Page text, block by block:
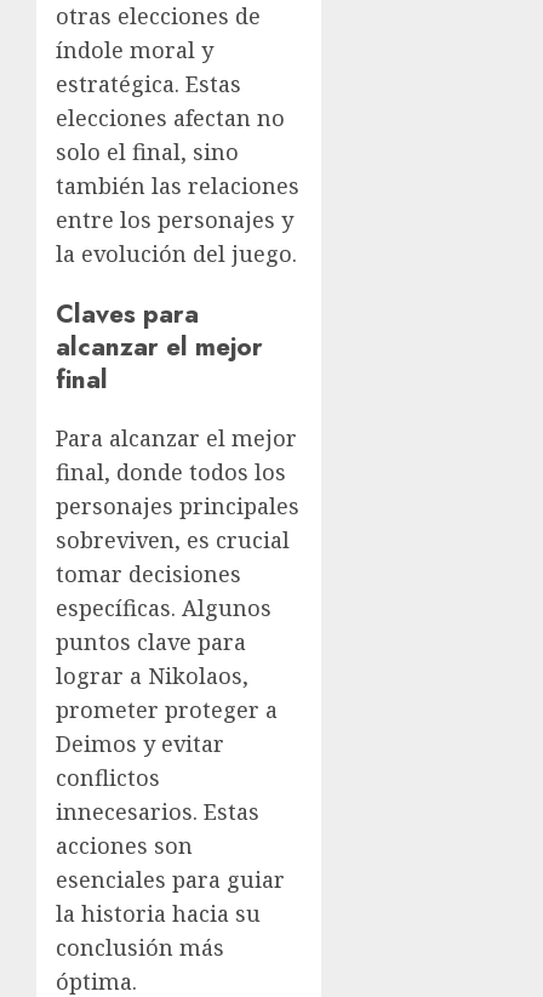
otras elecciones de
índole moral y
estratégica. Estas
elecciones afectan no
solo el final, sino
también las relaciones
entre los personajes y
la evolución del juego.
Claves para
alcanzar el mejor
final
Para alcanzar el mejor
final, donde todos los
personajes principales
sobreviven, es crucial
tomar decisiones
específicas. Algunos
puntos clave para
lograr a Nikolaos,
prometer proteger a
Deimos y evitar
conflictos
innecesarios. Estas
acciones son
esenciales para guiar
la historia hacia su
conclusión más
óptima.